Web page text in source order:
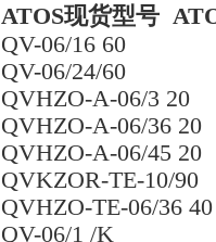
ATOS现货型号
QV-06/16 60
QV-06/24/60
QVHZO-A-06/3 20
QVHZO-A-06/36 20
QVHZO-A-06/45 20
QVKZOR-TE-10/90
QVHZO-TE-06/36 40
QV-06/1 /K